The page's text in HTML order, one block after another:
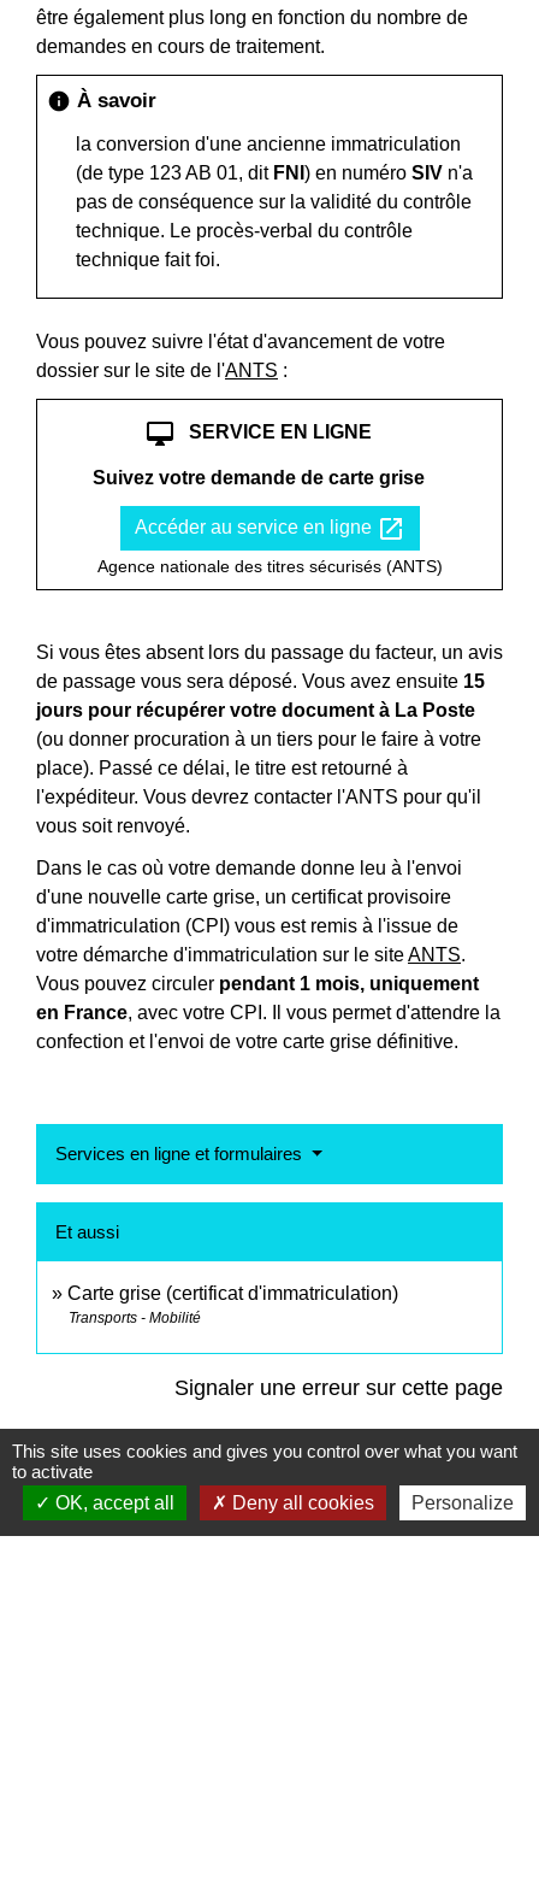
être également plus long en fonction du nombre de
demandes en cours de traitement.
info À savoir
la conversion d'une ancienne immatriculation
(de type 123 AB 01, dit FNI ) en numéro SIV n'a
pas de conséquence sur la validité du contrôle
technique. Le procès-verbal du contrôle
technique fait foi.
Vous pouvez suivre l'état d'avancement de votre
dossier sur le site de l'ANTS :
desktop_mac SERVICE EN LIGNE
Suivez votre demande de carte grise
Accéder au service en ligne open_in_new
Agence nationale des titres sécurisés (ANTS)
Si vous êtes absent lors du passage du facteur, un avis
de passage vous sera déposé. Vous avez ensuite 15
jours pour récupérer votre document à La Poste
(ou donner procuration à un tiers pour le faire à votre
place). Passé ce délai, le titre est retourné à
l'expéditeur. Vous devrez contacter l'ANTS pour qu'il
vous soit renvoyé.
Dans le cas où votre demande donne leu à l'envoi
d'une nouvelle carte grise, un certificat provisoire
d'immatriculation (CPI) vous est remis à l'issue de
votre démarche d'immatriculation sur le siteANTS.
Vous pouvez circuler pendant 1 mois, uniquement
en France, avec votre CPI. Il vous permet d'attendre la
confection et l'envoi de votre carte grise définitive.
Services en ligne et formulaires
Et aussi
Carte grise (certificat d'immatriculation)
Transports - Mobilité
Signaler une erreur sur cette page
Contacts
This site uses cookies and gives you control over what you want
to activate
OK, accept all
Deny all cookies Personalize